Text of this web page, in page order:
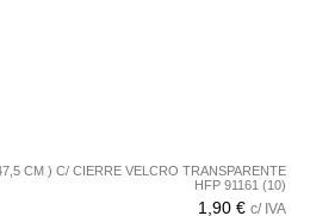
CM ) C/ CIERRE VELCRO TRANSPARENTE
HFP 91161 (10)
1,90 € c/ IVA